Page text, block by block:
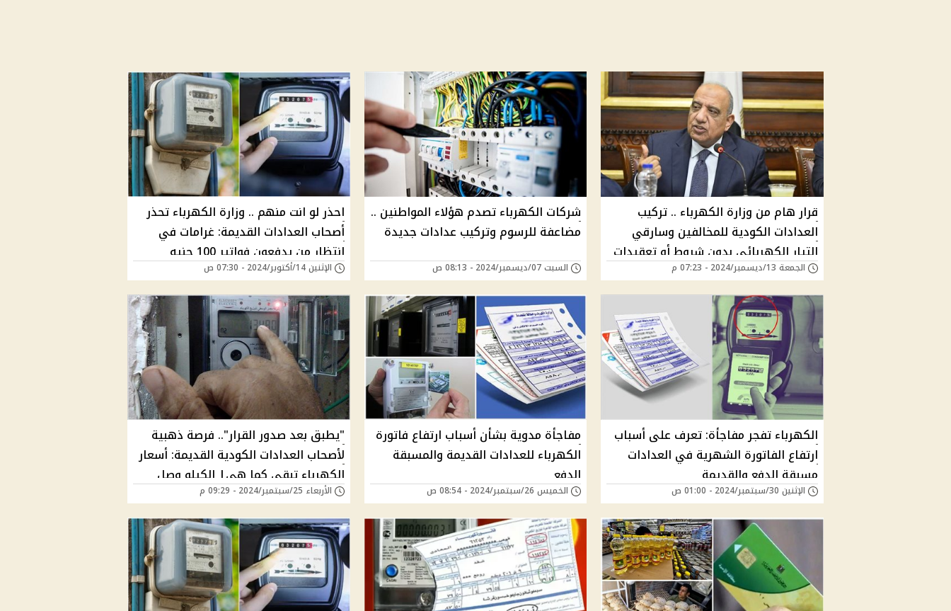
قرار هام من وزارة الكهرباء .. تركيب
العدادات الكودية للمخالفين وسارقي
التيار الكهربائي بدون شروط أو تعقيدات
الجمعة 13/ديسمبر/2024 - 07:23 م
شركات الكهرباء تصدم هؤلاء المواطنين ..
مضاعفة للرسوم وتركيب عدادات جديدة
السبت 07/ديسمبر/2024 - 08:13 ص
احذر لو انت منهم .. وزارة الكهرباء تحذر
أصحاب العدادات القديمة: غرامات في
إنتظار من يدفعون فواتير 100 جنيه
الإثنين 14/أكتوبر/2024 - 07:30 ص
الكهرباء تفجر مفاجأة: تعرف على أسباب
ارتفاع الفاتورة الشهرية في العدادات
مسبقة الدفع والقديمة
الإثنين 30/سبتمبر/2024 - 01:00 ص
مفاجأة مدوية بشأن أسباب ارتفاع فاتورة
الكهرباء للعدادات القديمة والمسبقة
الدفع
الخميس 26/سبتمبر/2024 - 08:54 ص
"يطبق بعد صدور القرار".. فرصة ذهبية
لأصحاب العدادات الكودية القديمة: أسعار
الكهرباء تبقى كما هي| الكيلو وصل
كام؟الأربعاء 25/سبتمبر/2024 - 09:29 م